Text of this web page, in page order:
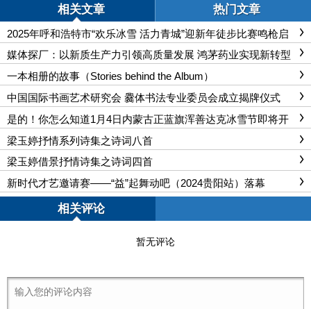
相关文章 热门文章
2025年呼和浩特市“欢乐冰雪 活力青城”迎新年徒步比赛鸣枪启
动
媒体探厂：以新质生产力引领高质量发展 鸿茅药业实现新转型
升级
一本相册的故事（Stories behind the Album）
中国国际书画艺术研究会 爨体书法专业委员会成立揭牌仪式
是的！你怎么知道1月4日内蒙古正蓝旗浑善达克冰雪节即将开
幕！
梁玉婷抒情系列诗集之诗词八首
梁玉婷借景抒情诗集之诗词四首
新时代才艺邀请赛——“益”起舞动吧（2024贵阳站）落幕
相关评论
暂无评论